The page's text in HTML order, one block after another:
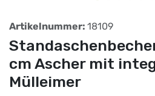
Artikelnummer: 18109
cm Ascher mit
Mülleimer